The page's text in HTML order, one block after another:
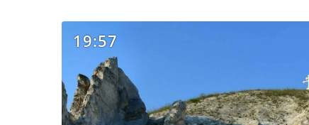
19:57